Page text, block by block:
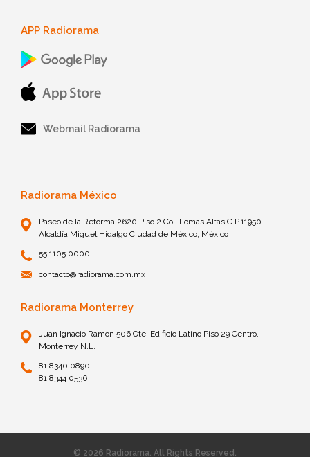
APP Radiorama
Webmail Radiorama
Radiorama México
Paseo de la Reforma 2620 Piso 2 Col. Lomas Altas C.P.11950
Alcaldía Miguel Hidalgo Ciudad de México, México
55 1105 0000
contacto@radiorama.com.mx
Radiorama Monterrey
Juan Ignacio Ramon 506 Ote. Edificio Latino Piso 29 Centro,
Monterrey N.L.
81 8340 0890
81 8344 0536
© 2026 Radiorama. All Rights Reserved.